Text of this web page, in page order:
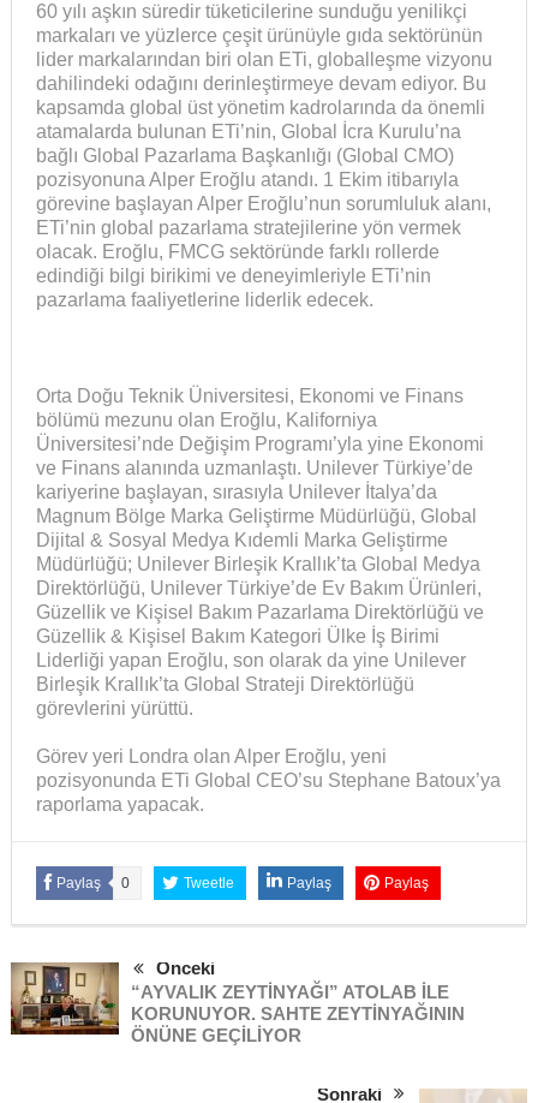
60 yılı aşkın süredir tüketicilerine sunduğu yenilikçi
markaları ve yüzlerce çeşit ürünüyle gıda sektörünün
lider markalarından biri olan ETi, globalleşme vizyonu
dahilindeki odağını derinleştirmeye devam ediyor. Bu
kapsamda global üst yönetim kadrolarında da önemli
atamalarda bulunan ETi’nin, Global İcra Kurulu’na
bağlı Global Pazarlama Başkanlığı (Global CMO)
pozisyonuna Alper Eroğlu atandı. 1 Ekim itibarıyla
görevine başlayan Alper Eroğlu’nun sorumluluk alanı,
ETi’nin global pazarlama stratejilerine yön vermek
olacak. Eroğlu, FMCG sektöründe farklı rollerde
edindiği bilgi birikimi ve deneyimleriyle ETi’nin
pazarlama faaliyetlerine liderlik edecek.
Orta Doğu Teknik Üniversitesi, Ekonomi ve Finans
bölümü mezunu olan Eroğlu, Kaliforniya
Üniversitesi’nde Değişim Programı’yla yine Ekonomi
ve Finans alanında uzmanlaştı. Unilever Türkiye’de
kariyerine başlayan, sırasıyla Unilever İtalya’da
Magnum Bölge Marka Geliştirme Müdürlüğü, Global
Dijital & Sosyal Medya Kıdemli Marka Geliştirme
Müdürlüğü; Unilever Birleşik Krallık’ta Global Medya
Direktörlüğü, Unilever Türkiye’de Ev Bakım Ürünleri,
Güzellik ve Kişisel Bakım Pazarlama Direktörlüğü ve
Güzellik & Kişisel Bakım Kategori Ülke İş Birimi
Liderliği yapan Eroğlu, son olarak da yine Unilever
Birleşik Krallık’ta Global Strateji Direktörlüğü
görevlerini yürüttü.
Görev yeri Londra olan Alper Eroğlu, yeni
pozisyonunda ETi Global CEO’su Stephane Batoux’ya
raporlama yapacak.
Paylaş 0 Tweetle Paylaş Paylaş
Önceki
“AYVALIK ZEYTİNYAĞI” ATOLAB İLE
KORUNUYOR. SAHTE ZEYTİNYAĞININ
ÖNÜNE GEÇİLİYOR
Sonraki